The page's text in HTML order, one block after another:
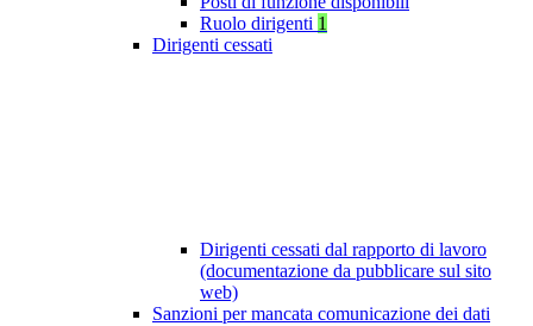
Ruolo dirigenti 1
Dirigenti cessati
Dirigenti cessati dal rapporto di lavoro
(documentazione da pubblicare sul sito
web)
Sanzioni per mancata comunicazione dei dati